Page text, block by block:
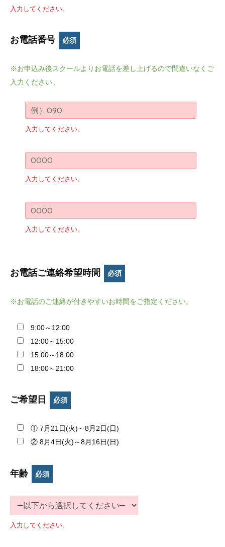
入力してください。
お電話番号 必須
※お申込み後スクールよりお電話を差し上げるので間違いなくご
入力ください。
入力してください。
入力してください。
入力してください。
お電話ご連絡希望時間 必須
※お電話のご連絡が付きやすいお時間をご指定ください。
9:00～12:00
12:00～15:00
15:00～18:00
18:00～21:00
ご希望日 必須
① 7月21日(火)～8月2日(日)
② 8月4日(火)～8月16日(日)
年齢 必須
入力してください。